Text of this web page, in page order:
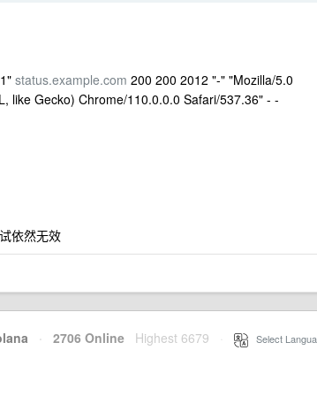
status.example.com 200 200 2012 "-" "Mozilla/5.0
like Gecko) Chrome/110.0.0.0 Safari/537.36" - -
依然无效
· 2706 Online Highest 6679 Select